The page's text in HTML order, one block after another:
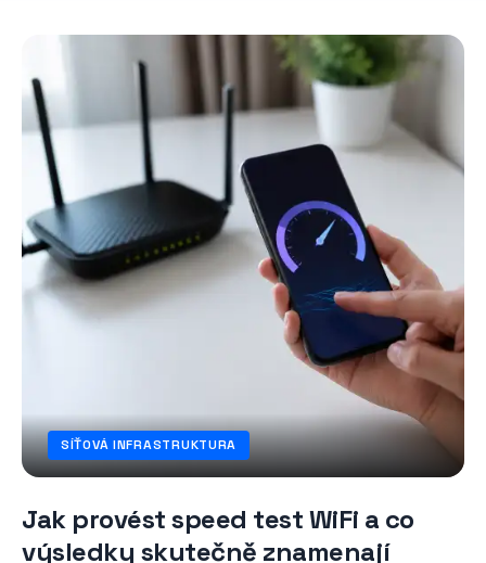
SÍŤOVÁ INFRASTRUKTURA
Jak provést speed test WiFi a co
výsledky skutečně znamenají